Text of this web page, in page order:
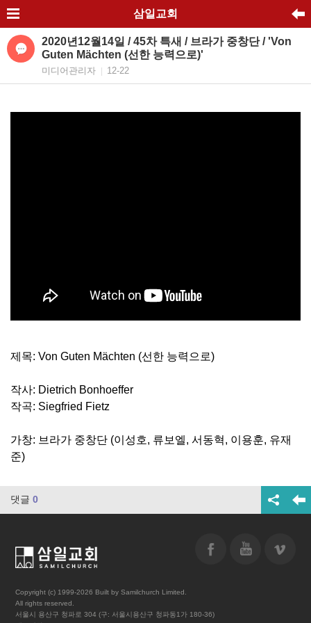
삼일교회
2020년12월14일 / 45차 특새 / 브라가 중창단 / 'Von
Guten Mächten (선한 능력으로)'
미디어관리자 12-22
제목: Von Guten Mächten (선한 능력으로)
작사: Dietrich Bonhoeffer
작곡: Siegfried Fietz
가창: 브라가 중창단 (이성호, 류보엘, 서동혁, 이용훈, 유재
준)
댓글 0
Copyright (c) 1999-2026 Built by Samilchurch Limited.
All rights reserved.
서울시 용산구 청파로 304 (구: 서울시용산구 청파동1가 180-36)